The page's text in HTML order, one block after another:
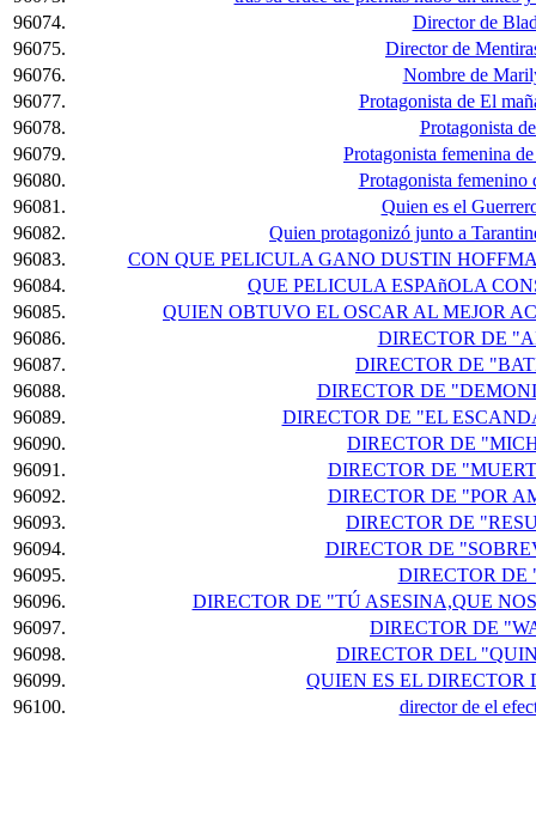
96074.
Director de
96075.
Director de
96076.
Nombre de
96077.
Protagonista de El
96078.
Protagonista
96079.
Protagonista femenina
96080.
Protagonista femenino
96081.
Quien es el
96082.
Quien protagonizó junto a
96083.
CON QUE PELICULA GANO DUSTIN
96084.
QUE PELICULA ESPAñOLA
96085.
QUIEN OBTUVO EL OSCAR AL MEJOR
96086.
DIRECTOR DE
96087.
DIRECTOR DE
96088.
DIRECTOR DE
96089.
DIRECTOR DE "EL
96090.
DIRECTOR DE
96091.
DIRECTOR DE
96092.
DIRECTOR DE "POR
96093.
DIRECTOR DE
96094.
DIRECTOR DE
96095.
DIRECTOR DE
96096.
DIRECTOR DE "TÚ ASESINA,QUE
96097.
DIRECTOR DE
96098.
DIRECTOR DEL
96099.
QUIEN ES EL DIRECTOR
96100.
director de el